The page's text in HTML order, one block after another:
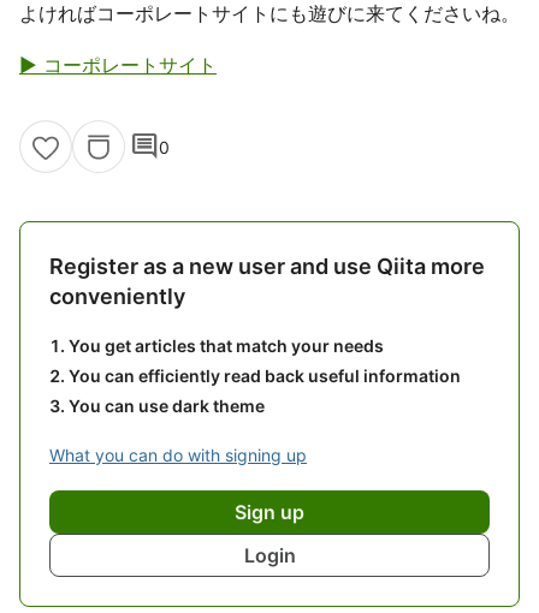
よければコーポレートサイトにも遊びに来てくださいね。
▶ コーポレートサイト
comment0
Register as a new user and use Qiita more
conveniently
You get articles that match your needs
You can efficiently read back useful information
You can use dark theme
What you can do with signing up
Sign up
Login